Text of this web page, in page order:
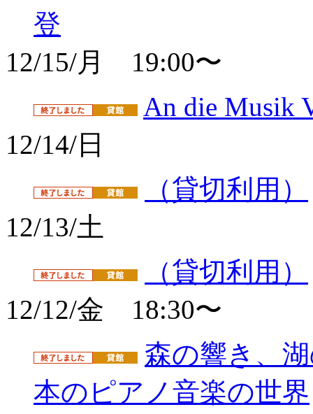
登
12/15/月 19:00〜
An die Musik
12/14/日
（貸切利用）
12/13/土
（貸切利用）
12/12/金 18:30〜
森の響き、
本のピアノ音楽の世界